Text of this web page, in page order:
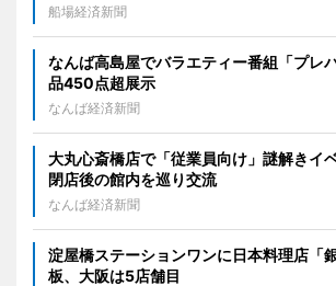
船場経済新聞
なんば高島屋でバラエティー番組「プ
品450点超展示
なんば経済新聞
大丸心斎橋店で「従業員向け」謎解き
閉店後の館内を巡り交流
なんば経済新聞
淀屋橋ステーションワンに日本料理店
板、大阪は5店舗目